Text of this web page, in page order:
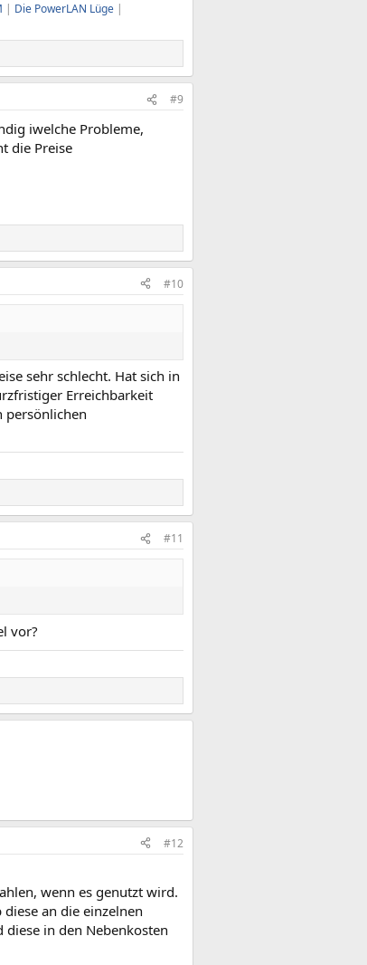
| Die PowerLAN Lüge |
#9
iwelche Probleme,
die Preise
#10
sehr schlecht. Hat sich in
Erreichbarkeit
persönlichen
#11
vor?
#12
wenn es genutzt wird.
an die einzelnen
in den Nebenkosten